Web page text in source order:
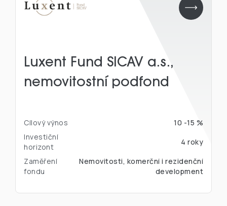
Luxent Fund SICAV a.s.,
nemovitostní podfond
Cílový výnos
10 -15 %
Investiční
horizont
4 roky
Zaměření
fondu
Nemovitosti, komerční i rezidenční
development